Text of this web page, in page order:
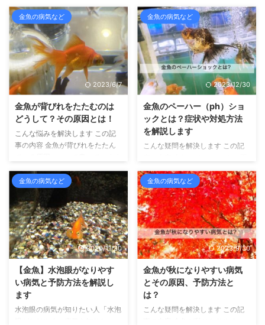
金魚の病気など
2023/6/7
金魚が背びれをたたむのは
どうして？その原因とは！
こんな悩みを解決します この記
事の内容 金魚が背びれをたたん
飼育を10年以上、その間、常に
30～100匹ほどの金魚を飼育し
てきました。 また、金魚のふる
さと奈良県大和郡山市より、金魚
マイスターの認定を受けていま
す。 さて、普段は背びれをピン
っとはっている金魚さんたち。
だままになっている金魚を目にす
ることがありませんか？ ときど
き広げることはあるものの、ほと
んどをたたんで過ごしている金魚
金魚の病気など
2023/12/30
金魚のペーハー（ph）ショ
ックとは？症状や対処方法
を解説します
こんな疑問を解決します この記
因や症状、治療方法について書い
ています こんにちは、せいじで
す。 金魚の飼育を10年以上して
おり、金魚のふるさと奈良県大和
郡山市より金魚マイスターの認定
を受けています。 さて、新しく
金魚を飼いはじめて、最初はとて
も元気に泳いでいたのに次の日に
突然死んでしまった、という経験
はないでしょうか？ 身体に特に
病変はないし、なんで死んでしま
ったのかわからない、これだから
金魚はむずかしいんだよね、と思
金魚の病気など
2020/11/30
【金魚】水泡眼がなりやす
い病気と予防方法を解説し
ます
水泡眼の病気が知りたい人「水泡
金魚の病気など
2023/9/30
金魚が秋になりやすい病気
とその原因、予防方法と
は？
こんな疑問を解決します この記